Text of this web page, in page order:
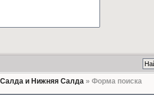
и Нижняя Салда» Форма поиска